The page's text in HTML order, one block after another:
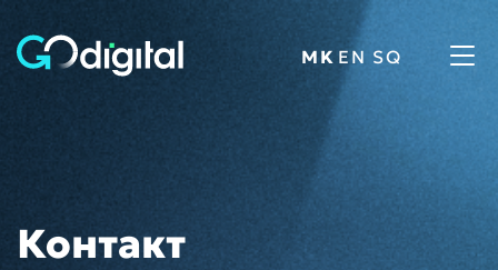
Контакт